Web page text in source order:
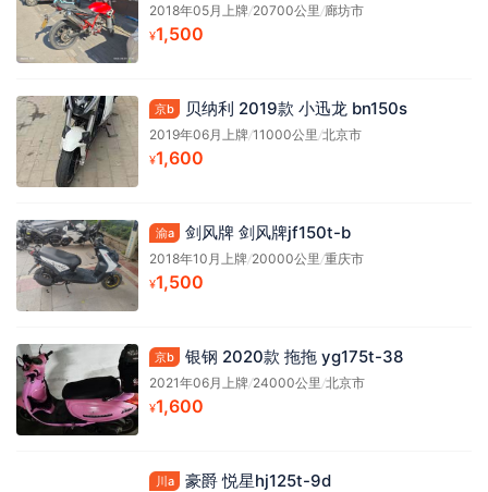
2018年05月上牌/20700公里 /廊坊市
¥1,500
京b 贝纳利 2019款 小迅龙 bn150s
2019年06月上牌/11000公里 /北京市
¥1,600
渝a 剑风牌 剑风牌jf150t-b
2018年10月上牌/20000公里 /重庆市
¥1,500
京b 银钢 2020款 拖拖 yg175t-38
2021年06月上牌/24000公里 /北京市
¥1,600
川a 豪爵 悦星hj125t-9d